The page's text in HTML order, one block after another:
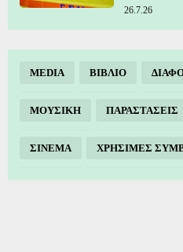
26.7.26
MEDIA ΒΙΒΛΙΟ
ΜΟΥΣΙΚΗ ΠΑΡΑΣΤΑΣΕΙΣ
ΣΙΝΕΜΑ ΧΡΗΣΙΜΕΣ